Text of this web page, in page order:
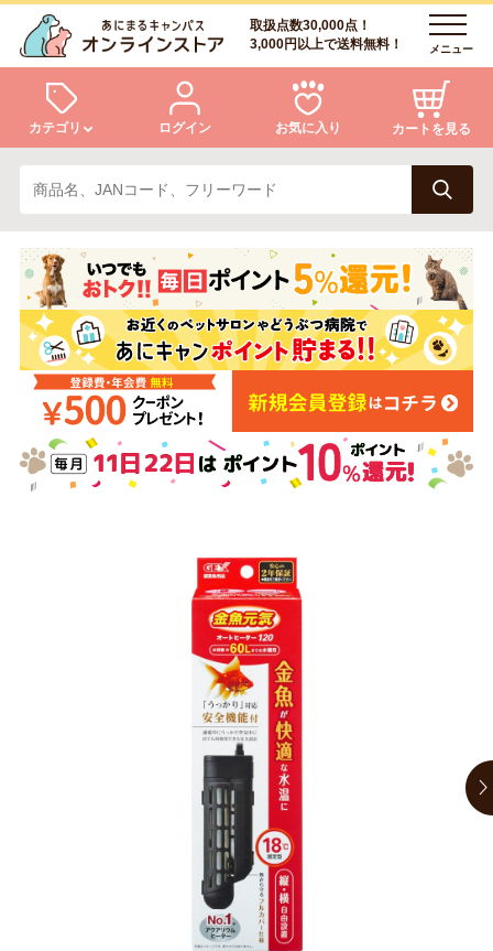
取扱点数30,000点！
3,000円以上で送料無料！
メニュー
カテゴリ
犬 猫
小動物・鳥 アクア・爬虫類・昆虫
ドッグフード キャットフード
美容・ケア用品 服・おさんぽ用品
ログイン お気に入り カートを見る
ログイン
会員登録
あにまるキャンパスについて
アフターサービス
商品リクエスト